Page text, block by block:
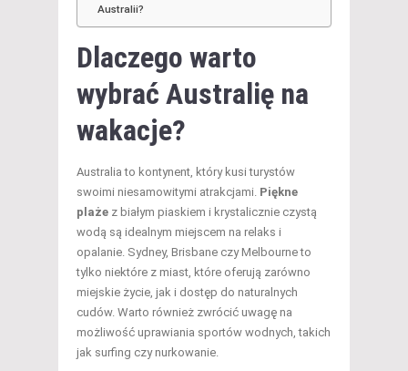
Australii?
Dlaczego warto
wybrać Australię na
wakacje?
Australia to kontynent, który kusi turystów
swoimi niesamowitymi atrakcjami. Piękne
plaże z białym piaskiem i krystalicznie czystą
wodą są idealnym miejscem na relaks i
opalanie. Sydney, Brisbane czy Melbourne to
tylko niektóre z miast, które oferują zarówno
miejskie życie, jak i dostęp do naturalnych
cudów. Warto również zwrócić uwagę na
możliwość uprawiania sportów wodnych, takich
jak surfing czy nurkowanie.